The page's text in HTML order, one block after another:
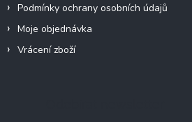
Podmínky ochrany osobních údajů
Moje objednávka
Vrácení zboží